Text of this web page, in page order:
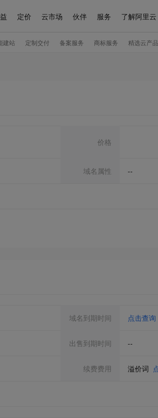
价格
域名属性 --
域名到期时间 点击查询
出售到期时间 --
续费费用 溢价词